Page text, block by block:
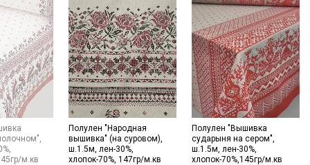
м.кв
Полулен "Народная
вышивка" (на суровом),
ш.1.5м, лен-30%,
хлопок-70%, 147гр/м.кв
Полулен "Вышивка
сударыня на сером",
ш.1.5м, лен-30%,
хлопок-70%,145гр/м.кв